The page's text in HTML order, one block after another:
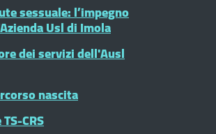
sessuale: l’impegno
Usl di Imola
dei servizi dell'Ausl
nascita
CRS